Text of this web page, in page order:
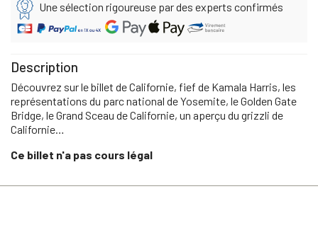
Une sélection rigoureuse par des experts confirmés
Description
Découvrez sur le billet de Californie, fief de Kamala Harris, les
représentations du parc national de Yosemite, le Golden Gate
Bridge, le Grand Sceau de Californie, un aperçu du grizzli de
Californie…
Ce billet n'a pas cours légal